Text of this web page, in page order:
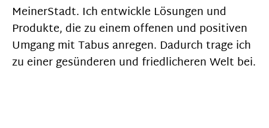
MeinerStadt. Ich entwickle Lösungen und
Produkte, die zu einem offenen und positiven
Umgang mit Tabus anregen. Dadurch trage ich
zu einer gesünderen und friedlicheren Welt bei.